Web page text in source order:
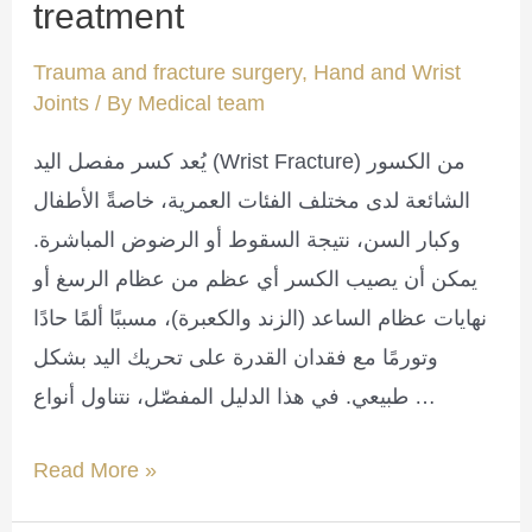
treatment
Trauma and fracture surgery, Hand and Wrist
Joints / By Medical team
يُعد كسر مفصل اليد (Wrist Fracture) من الكسور
الشائعة لدى مختلف الفئات العمرية، خاصةً الأطفال
وكبار السن، نتيجة السقوط أو الرضوض المباشرة.
يمكن أن يصيب الكسر أي عظم من عظام الرسغ أو
نهايات عظام الساعد (الزند والكعبرة)، مسببًا ألمًا حادًا
وتورمًا مع فقدان القدرة على تحريك اليد بشكل
طبيعي. في هذا الدليل المفصّل، نتناول أنواع …
wrist
Read More »